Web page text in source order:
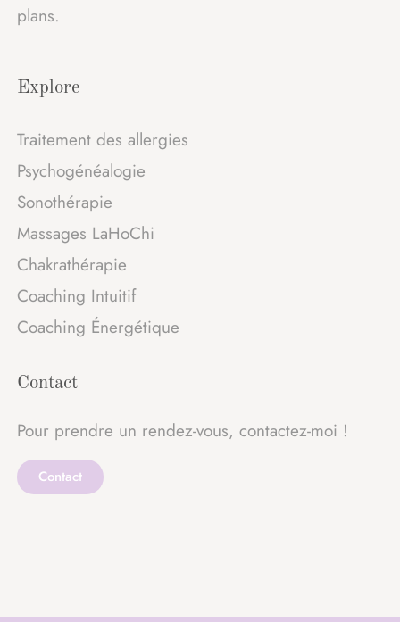
plans.
Explore
Traitement des allergies
Psychogénéalogie
Sonothérapie
Massages LaHoChi
Chakrathérapie
Coaching Intuitif
Coaching Énergétique
Contact
Pour prendre un rendez-vous, contactez-moi !
Contact